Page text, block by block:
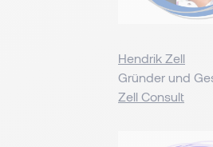
Hendrik Zell
Gründer und
Zell Consult